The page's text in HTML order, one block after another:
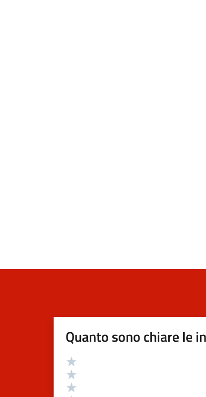
Quanto sono chiare le
Valutazione